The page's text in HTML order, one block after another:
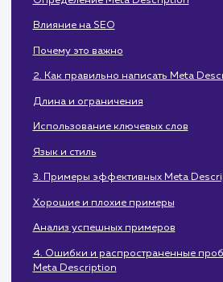
статьи
1. Введение в Meta Description
Определение Meta Description
Влияние на SEO
Использование ключевых слов
Язык и стиль